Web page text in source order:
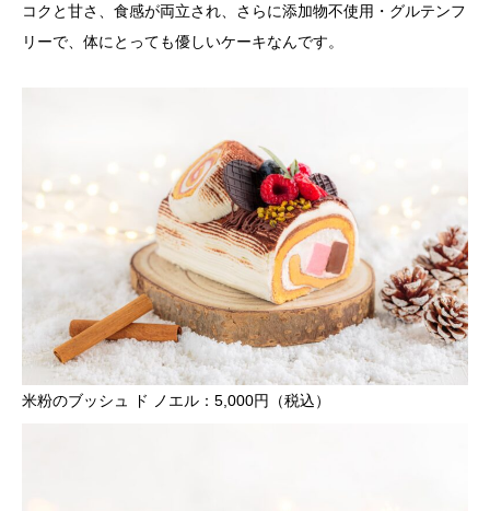
コクと甘さ、食感が両立され、さらに添加物不使用・グルテンフ
リーで、体にとっても優しいケーキなんです。
米粉のブッシュ ド ノエル：5,000円（税込）